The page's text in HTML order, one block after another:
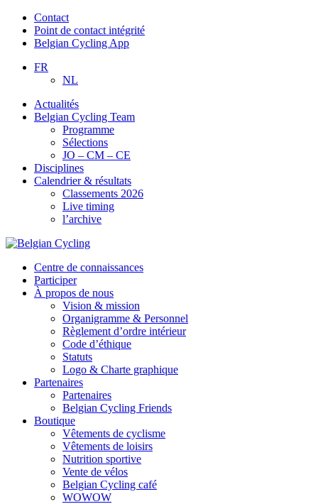
Contact
Point de contact intégrité
Belgian Cycling App
FR
NL
Actualités
Belgian Cycling Team
Programme
Sélections
JO – CM – CE
Disciplines
Calendrier & résultats
Classements 2026
Live timing
l’archive
Centre de connaissances
Participer
À propos de nous
Vision & mission
Organigramme & Personnel
Règlement d’ordre intérieur
Code d’éthique
Statuts
Logo & Charte graphique
Partenaires
Partenaires
Belgian Cycling Friends
Boutique
Vêtements de cyclisme
Vêtements de loisirs
Nutrition sportive
Vente de vélos
Belgian Cycling café
WOWOW